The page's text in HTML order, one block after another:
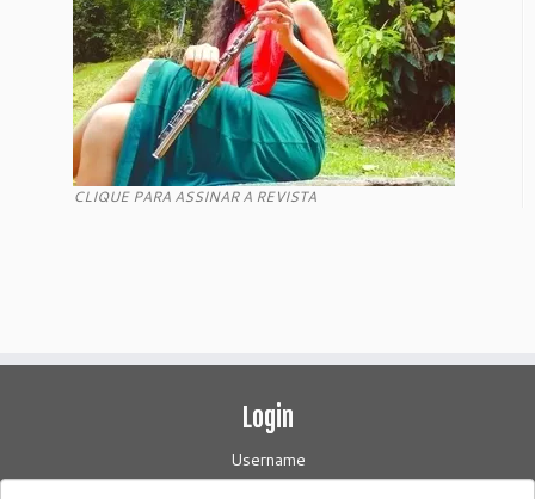
CLIQUE PARA ASSINAR A REVISTA
Login
Username